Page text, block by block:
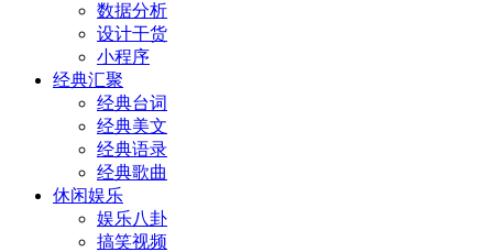
数据分析
设计干货
小程序
经典汇聚
经典台词
经典美文
经典语录
经典歌曲
休闲娱乐
娱乐八卦
搞笑视频